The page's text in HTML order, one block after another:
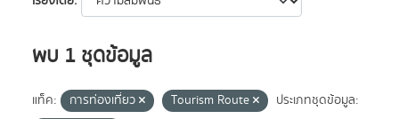
พบ 1 ชุดข้อมูล
แท็ค: การท่องเที่ยว Tourism Route
ประเภทชุดข้อมูล: